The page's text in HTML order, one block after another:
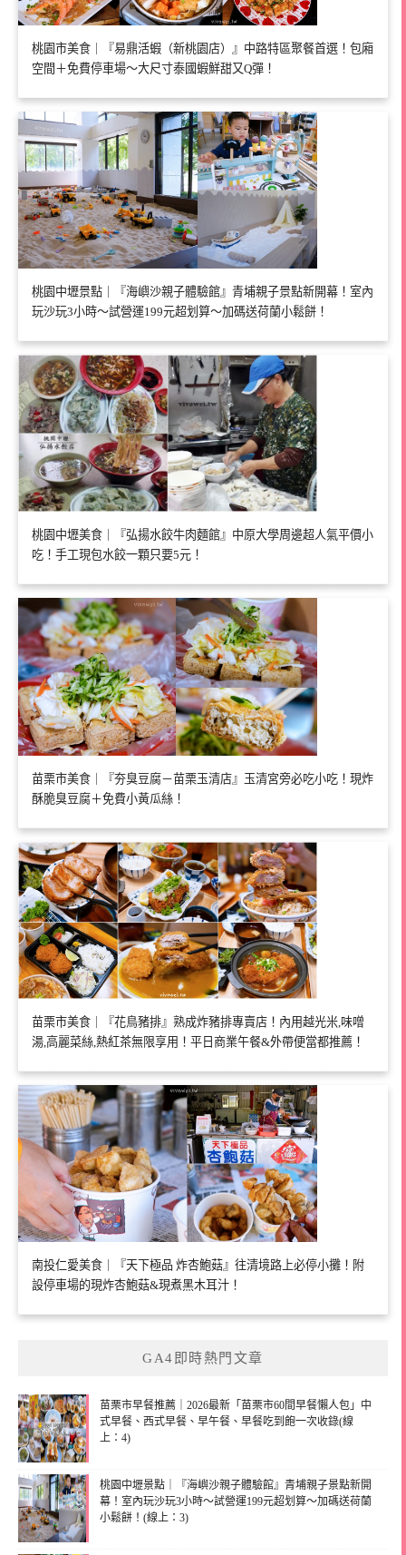
桃園市美食｜『易鼎活蝦（新桃園店）』中路特區聚餐首選！包廂
空間＋免費停車場～大尺寸泰國蝦鮮甜又Q彈！
桃園中壢景點｜『海嶼沙親子體驗館』青埔親子景點新開幕！室內
玩沙玩3小時～試營運199元超划算～加碼送荷蘭小鬆餅！
桃園中壢美食｜『弘揚水餃牛肉麵館』中原大學周邊超人氣平價小
吃！手工現包水餃一顆只要5元！
苗栗市美食｜『夯臭豆腐－苗栗玉清店』玉清宮旁必吃小吃！現炸
酥脆臭豆腐＋免費小黃瓜絲！
苗栗市美食｜『花鳥豬排』熟成炸豬排專賣店！內用越光米,味噌
湯,高麗菜絲,熱紅茶無限享用！平日商業午餐&外帶便當都推薦！
南投仁愛美食｜『天下極品 炸杏鮑菇』往清境路上必停小攤！附
設停車場的現炸杏鮑菇&現煮黑木耳汁！
GA4即時熱門文章
苗栗市早餐推薦｜2026最新「苗栗市60間早餐懶人包」中
式早餐、西式早餐、早午餐、早餐吃到飽一次收錄(線
上：4)
桃園中壢景點｜『海嶼沙親子體驗館』青埔親子景點新開
幕！室內玩沙玩3小時～試營運199元超划算～加碼送荷蘭
小鬆餅！(線上：3)